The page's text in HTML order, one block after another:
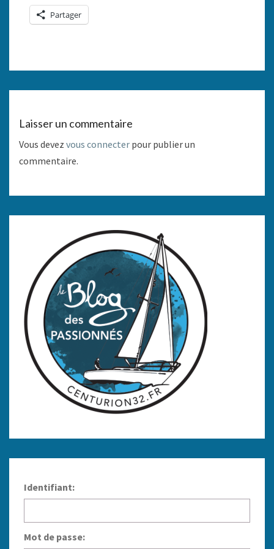
Partager
Laisser un commentaire
Vous devez vous connecter pour publier un
commentaire.
Identifiant:
Mot de passe: